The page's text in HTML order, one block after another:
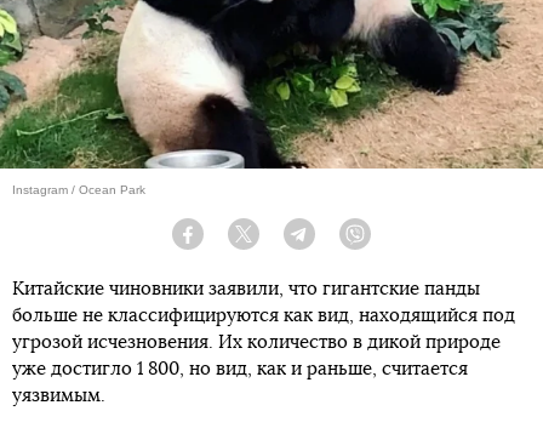
Instagram / Ocean Park
Facebook Twitter Telegram
Китайские чиновники заявили, что гигантские панды
больше не классифицируются как вид, находящийся под
угрозой исчезновения. Их количество в дикой природе
уже достигло 1 800, но вид, как и раньше, считается
уязвимым.